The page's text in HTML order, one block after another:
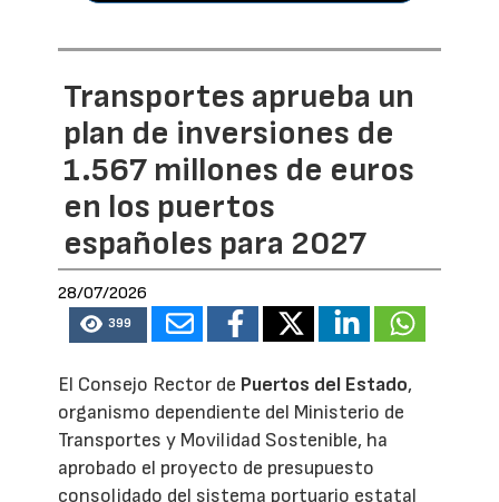
Transportes aprueba un
plan de inversiones de
1.567 millones de euros
en los puertos
españoles para 2027
28/07/2026
399
El Consejo Rector de Puertos del Estado,
organismo dependiente del Ministerio de
Transportes y Movilidad Sostenible, ha
aprobado el proyecto de presupuesto
consolidado del sistema portuario estatal